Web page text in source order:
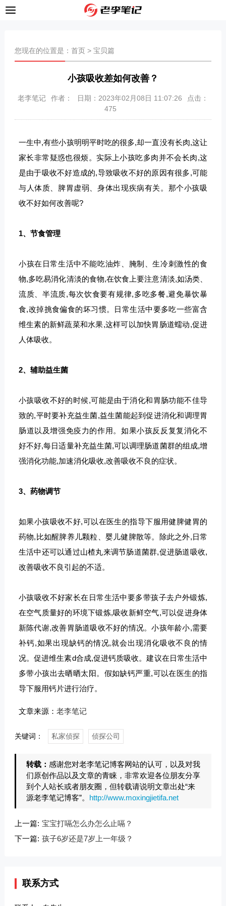
您现在的位置是： 首页> 宝贝篇
小孩吸收差如何改善？
老李笔记 作者： 日期：2023年02月08日 11:07:26
点击：
475
一生中,有些小孩明明平时吃的很多,却一直没有长肉,这让
家长非常疑惑也很烦。实际上小孩吃多肉并不会长肉,这
是由于吸收不好造成的,导致吸收不好的原因有很多,可能
与人体质、脾胃虚弱、身体出现疾病有关。那个小孩吸
收不好如何改善呢?
1、节食管理
小孩在日常生活中不能吃油炸、腌制、生冷刺激性的食
物,多吃易消化清淡的食物,在饮食上要注意清淡,如汤类、
流质、半流质,每次饮食要有规律,多吃多餐,避免暴饮暴
食,改掉挑食偏食的坏习惯。日常生活中要多吃一些富含
维生素的新鲜蔬菜和水果,这样可以加快胃肠道蠕动,促进
人体吸收。
2、辅助益生菌
小孩吸收不好的时候,可能是由于消化和胃肠功能不佳导
致的,平时要补充益生菌,益生菌能起到促进消化和调理胃
肠道以及增强免疫力的作用。如果小孩反反复复消化不
好不好,每日适量补充益生菌,可以调理肠道菌群的组成,增
强消化功能,加速消化吸收,改善吸收不良的症状。
3、药物调节
如果小孩吸收不好,可以在医生的指导下服用健脾健胃的
药物,比如醒脾养儿颗粒、婴儿健脾散等。除此之外,日常
生活中还可以通过山楂丸来调节肠道菌群,促进肠道吸收,
改善吸收不良引起的不适。
小孩吸收不好家长在日常生活中要多带孩子去户外锻炼,
在空气质量好的环境下锻炼,吸收新鲜空气,可以促进身体
新陈代谢,改善胃肠道吸收不好的情况。小孩年龄小,需要
补钙,如果出现缺钙的情况,就会出现消化吸收不良的情
况。促进维生素d合成,促进钙质吸收。建议在日常生活中
多带小孩出去晒晒太阳。假如缺钙严重,可以在医生的指
导下服用钙片进行治疗。
文章来源： 老李笔记
关键词： 私家侦探 侦探公司
转载： 感谢您对老李笔记博客网站的认可，以及对我
们原创作品以及文章的青睐，非常欢迎各位朋友分享
到个人站长或者朋友圈，但转载请说明文章出处“来
源老李笔记博客”。 http://www.moxingjietifa.net
上一篇: 宝宝打嗝怎么办怎么止嗝？
下一篇: 孩子6岁还是7岁上一年级？
联系方式